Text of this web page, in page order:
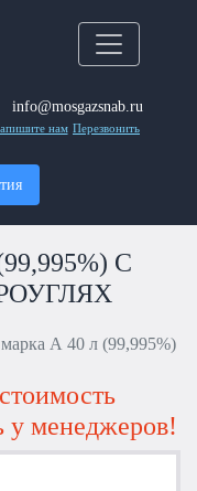
info@mosgazsnab.ru
нам Перезвонить
С
А 40 л (99,995%)
у менеджеров!